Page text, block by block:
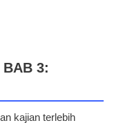
3:
kajian terlebih